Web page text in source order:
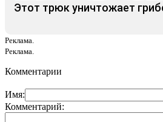
Этот трюк уничтожает
Реклама.
Реклама.
Комментарии
Имя:
Комментарий: